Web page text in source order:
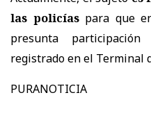
las policíaspara que
presunta
registrado en el Terminal
PURANOTICIA